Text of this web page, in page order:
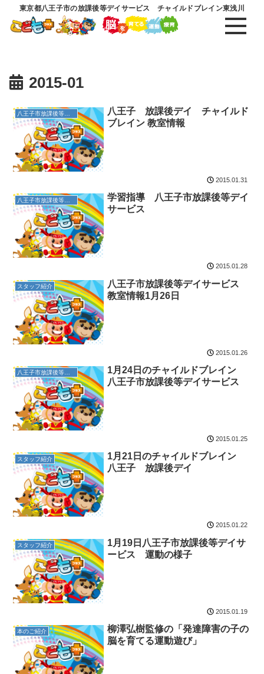
東京都八王子市の放課後等デイサービス チャイルドブレイン東浅川
2015-01
八王子市放課後等デイサービス
八王子 放課後デイ チャイルド
ブレイン 教室情報
2015.01.31
八王子市放課後等デイサービス
学習指導 八王子市放課後等デイ
サービス
2015.01.28
スタッフ紹介
八王子市放課後等デイサービス
教室情報1月26日
2015.01.26
八王子市放課後等デイサービス
1月24日のチャイルドブレイン
八王子市放課後等デイサービス
2015.01.25
スタッフ紹介
1月21日のチャイルドブレイン
八王子 放課後デイ
2015.01.22
スタッフ紹介
1月19日八王子市放課後等デイサ
ービス 運動の様子
2015.01.19
本のご紹介
柳澤弘樹監修の「発達障害の子の
脳を育てる運動遊び」